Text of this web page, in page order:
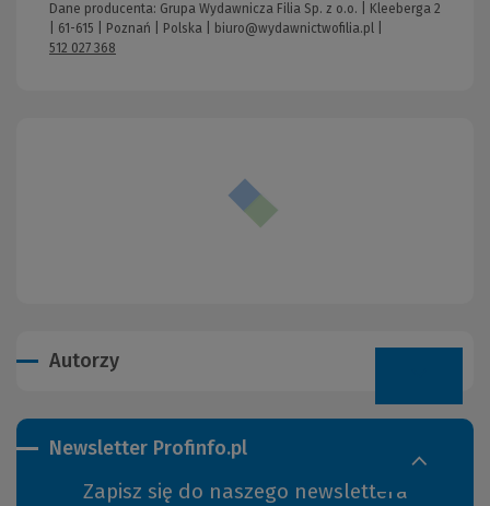
Dane producenta: Grupa Wydawnicza Filia Sp. z o.o. | Kleeberga 2
| 61-615 | Poznań | Polska |
biuro@wydawnictwofilia.pl
512 027 368
Autorzy
Newsletter Profinfo.pl
Zapisz się do naszego newslettera